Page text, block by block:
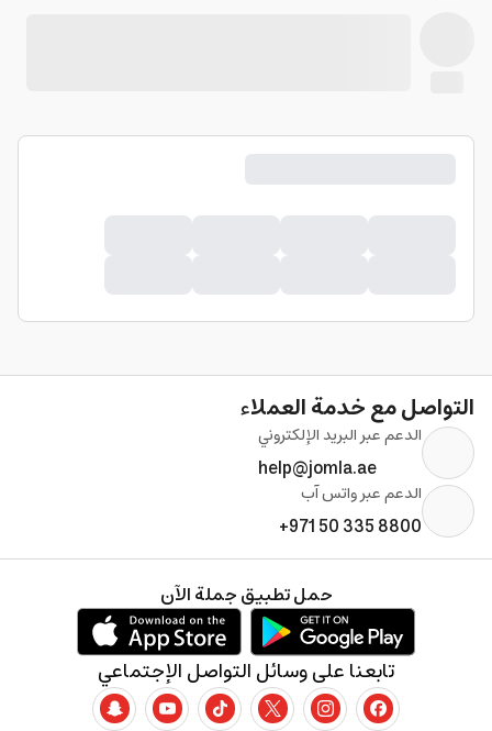
التواصل مع خدمة العملاء
الدعم عبر البريد الإلكتروني
help@jomla.ae
الدعم عبر واتس آب
+971 50 335 8800
تابعنا على وسائل التواصل الإجتماعي
حمل تطبيق جملة الآن